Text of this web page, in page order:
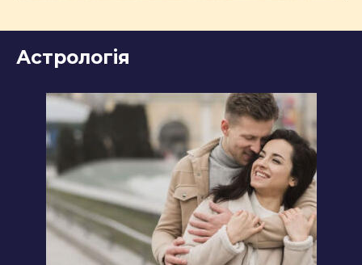
Астрологія